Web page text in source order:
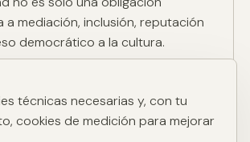
a mediación, inclusión, reputación
democrático a la cultura.
técnicas necesarias y, con tu
cookies de medición para mejorar